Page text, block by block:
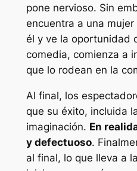
pone nervioso. Sin
encuentra a una
él y ve la oportunidad
comedia, comienza a
que lo rodean en la
Al final, los
que su éxito, incluida
imaginación. En
y defectuoso.
al final, lo que lleva a